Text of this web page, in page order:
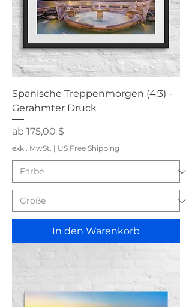
Spanische Treppenmorgen (4:3) -
Gerahmter Druck
ab 175,00 $
Sale-Preis
exkl. MwSt. | US Free Shipping
In den Warenkorb